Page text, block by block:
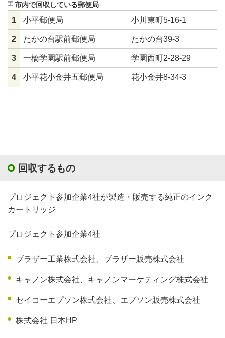
市内で回収している郵便局
1 小平郵便局 小川東町5-16-1
2 たかの台駅前郵便局 たかの台39-3
3 一橋学園駅前郵便局 学園西町2-28-29
4 小平花小金井五郵便局 花小金井8-34-3
回収するもの
プロジェクト参加企業4社が製造・販売する純正のインク
カートリッジ
プロジェクト参加企業4社
ブラザー工業株式会社、ブラザー販売株式会社
キャノン株式会社、キャノンマーケティング株式会社
セイコーエプソン株式会社、エプソン販売株式会社
株式会社 日本HP